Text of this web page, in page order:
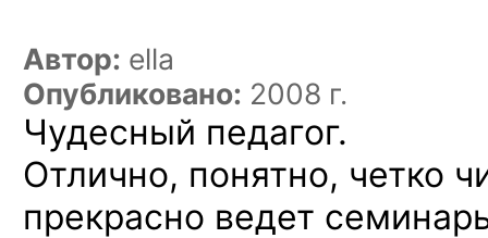
Автор: ella
Опубликовано: 2008 г.
Чудесный педагог.
Отлично, понятно, четко
прекрасно ведет